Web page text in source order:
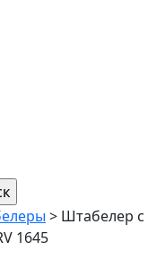
> Штабелер с
1645